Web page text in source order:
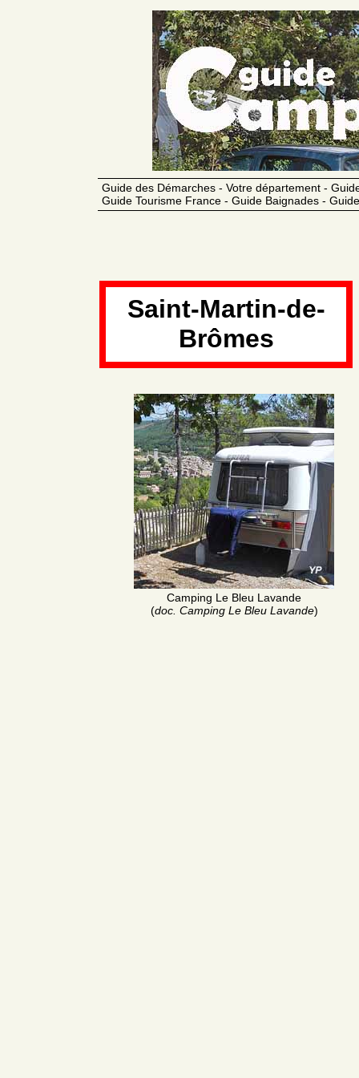
Guide des Démarches - Votre département -
Guide Tourisme France - Guide Baignades -
Saint-Martin-de-
Brômes
Camping Le Bleu Lavande
(doc. Camping Le Bleu Lavande)